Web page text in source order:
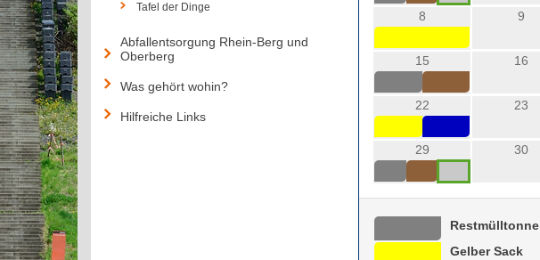
8 9
15 16
22 23
29 30
Restmülltonne
Gelber Sack
Tafel der Dinge
Abfallentsorgung Rhein-Berg und
Oberberg
Was gehört wohin?
Hilfreiche Links